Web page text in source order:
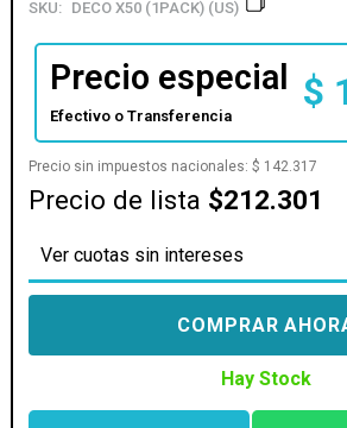
SKU: DECO X50 (1PACK) (US)
Precio especial
Efectivo o Transferencia
$
Precio sin impuestos nacionales:$ 142.317
Precio de lista $212.301
Ver cuotas sin intereses
COMPRAR
Hay Stock